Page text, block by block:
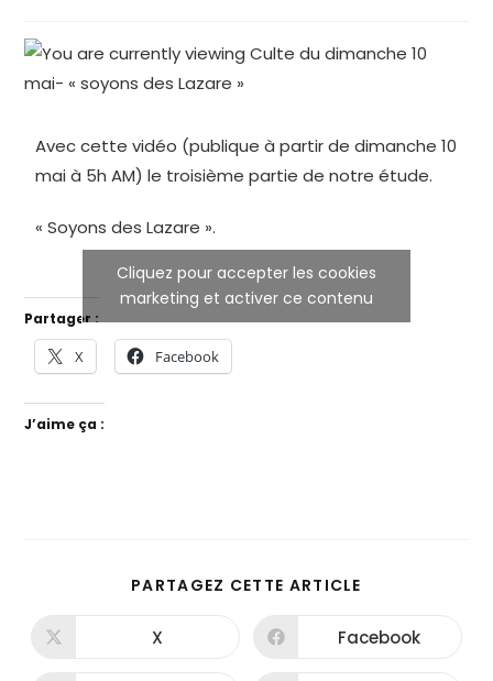
Avec cette vidéo (publique à partir de dimanche 10
mai à 5h AM) le troisième partie de notre étude.
« Soyons des Lazare ».
Cliquez pour accepter les cookies
marketing et activer ce contenu
Partager :
X Facebook
J’aime ça :
PARTAGEZ CETTE ARTICLE
X Facebook